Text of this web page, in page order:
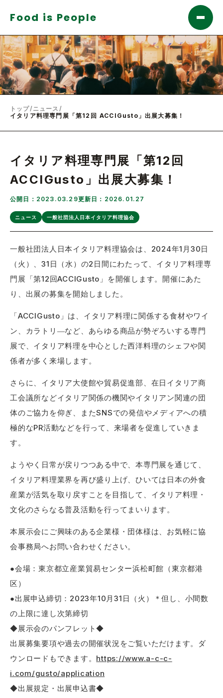
Food is People
トップ/ニュース /
イタリア料理専門展「第12回 ACCIGusto」出展大募集！
イタリア料理専門展「第12回
ACCIGusto」出展大募集！
公開日：2023.03.29更新日：2026.01.27
ニュース 一般社団法人日本イタリア料理協会
一般社団法人日本イタリア料理協会は、2024年1月30日
（火）、31日（水）の2日間にわたって、イタリア料理専
門展「第12回ACCIGusto」を開催します。開催にあた
り、出展の募集を開始しました。
「ACCIGusto」は、イタリア料理に関係する食材やワイ
ン、カラトリ―など、あらゆる商品が勢ぞろいする専門
展で、イタリア料理を中心とした西洋料理のシェフや関
係者が多く来場します。
さらに、イタリア大使館や貿易促進部、在日イタリア商
工会議所などイタリア関係の機関やイタリアン関連の団
体のご協力を仰ぎ、またSNSでの発信やメディアへの積
極的なPR活動などを行って、来場者を促進していきま
す。
ようやく日常が戻りつつある中で、本専門展を通じて、
イタリア料理業界を再び盛り上げ、ひいては日本の外食
産業が活気を取り戻すことを目指して、イタリア料理・
文化のさらなる普及活動を行ってまいります。
本展示会にご興味のある企業様・団体様は、お気軽に協
会事務局へお問い合わせください。
●会場：東京都立産業貿易センター浜松町館（東京都港
区）
●出展申込締切：2023年10月31日（火）＊但し、小間数
の上限に達し次第締切
◆展示会のパンフレット◆
出展募集要項や過去の開催状況をご覧いただけます。ダ
ウンロードもできます。 https://www.a-c-c-
i.com/gusto/application
◆出展規定・出展申込書◆